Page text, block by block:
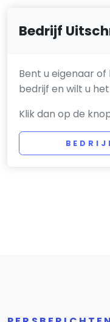
Bedrijf
Bent u eigenaar
bedrijf en wilt u
Klik dan op de